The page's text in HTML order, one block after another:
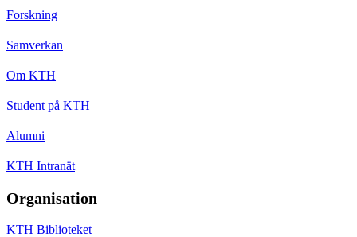
Forskning
Samverkan
Om KTH
Student på KTH
Alumni
KTH Intranät
Organisation
KTH Biblioteket